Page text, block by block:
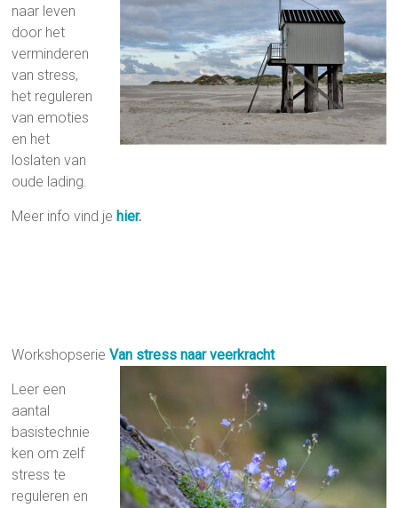
naar leven
door het
verminderen
van stress,
het reguleren
van emoties
en het
loslaten van
oude lading.
Meer info vind je hier.
WorkshopserieVan stress naar veerkracht
Leer een
aantal
basistechnie
ken om zelf
stress te
reguleren en